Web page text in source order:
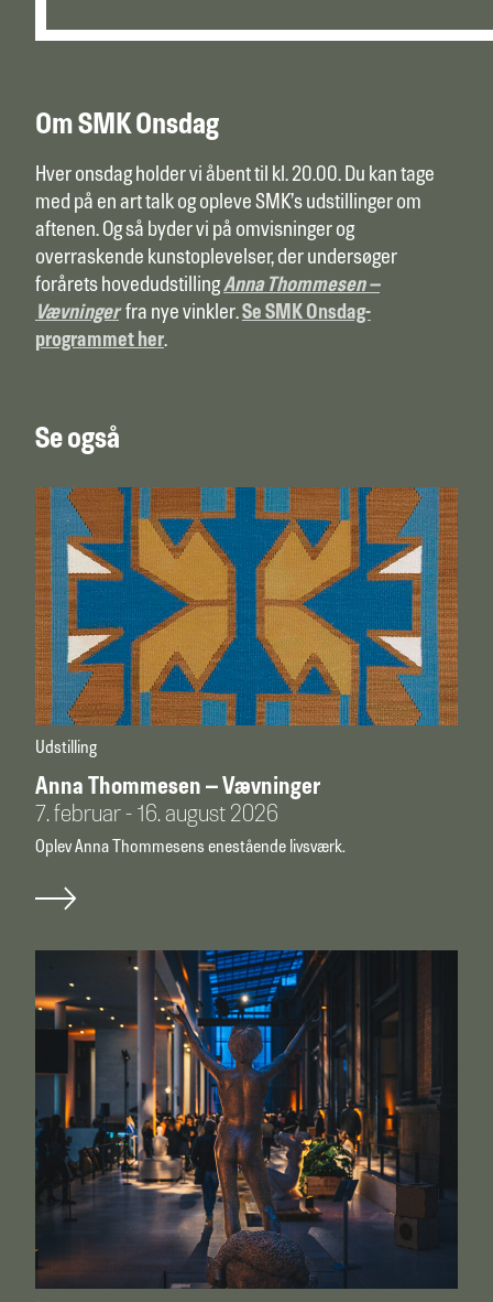
Om SMK Onsdag
Hver onsdag holder vi åbent til kl. 20.00. Du kan tage
med på en art talk og opleve SMK’s udstillinger om
aftenen. Og så byder vi på omvisninger og
overraskende kunstoplevelser, der undersøger
forårets hovedudstillingAnna Thommesen –
Vævningerfra nye vinkler.Se SMK Onsdag-
programmet her.
Se også
Udstilling
Anna Thommesen – Vævninger
7. februar - 16. august 2026
Oplev Anna Thommesens enestående livsværk.